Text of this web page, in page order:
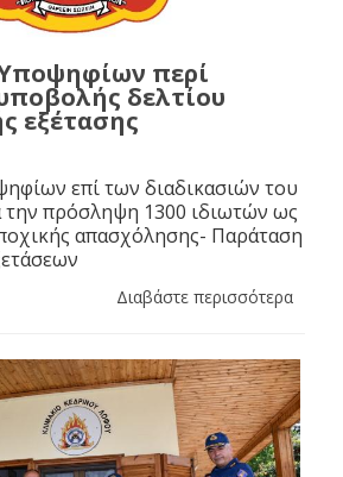
περί
δελτίου
εξέτασης
επί των διαδικασιών του
την πρόσληψη 1300 ιδιωτών ως
απασχόλησης- Παράταση
Διαβάστε περισσότερα